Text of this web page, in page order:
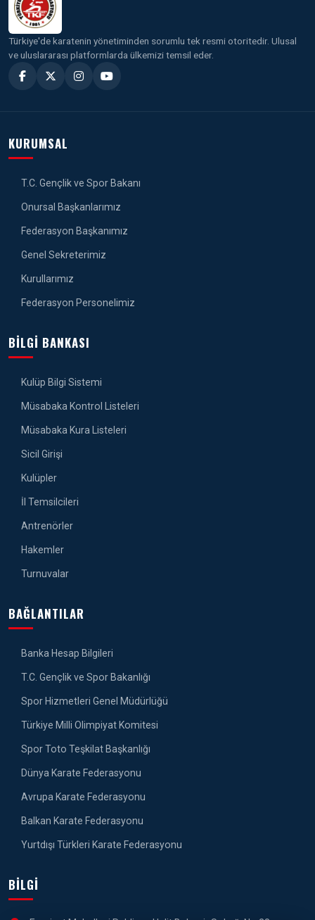
Türkiye'de karatenin yönetiminden sorumlu tek resmi otoritedir. Ulusal
ve uluslararası platformlarda ülkemizi temsil eder.
KURUMSAL
T.C. Gençlik ve Spor Bakanı
Onursal Başkanlarımız
Federasyon Başkanımız
Genel Sekreterimiz
Kurullarımız
Federasyon Personelimiz
BILGI BANKASI
Kulüp Bilgi Sistemi
Müsabaka Kontrol Listeleri
Müsabaka Kura Listeleri
Sicil Girişi
Kulüpler
İl Temsilcileri
Antrenörler
Hakemler
Turnuvalar
BAĞLANTILAR
Banka Hesap Bilgileri
T.C. Gençlik ve Spor Bakanlığı
Spor Hizmetleri Genel Müdürlüğü
Türkiye Milli Olimpiyat Komitesi
Spor Toto Teşkilat Başkanlığı
Dünya Karate Federasyonu
Avrupa Karate Federasyonu
Balkan Karate Federasyonu
Yurtdışı Türkleri Karate Federasyonu
BILGI